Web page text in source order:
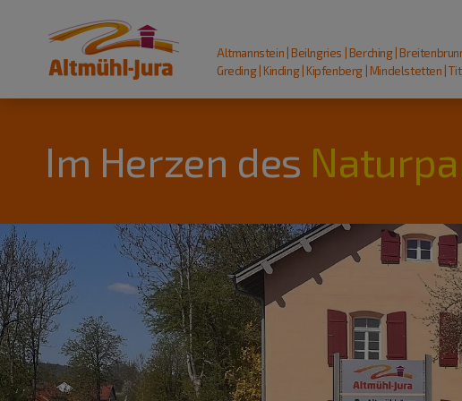
Altmannstein | Beilngries | Berching |
Greding | Kinding | Kipfenberg | Mindelstetten |
Im Herzen des